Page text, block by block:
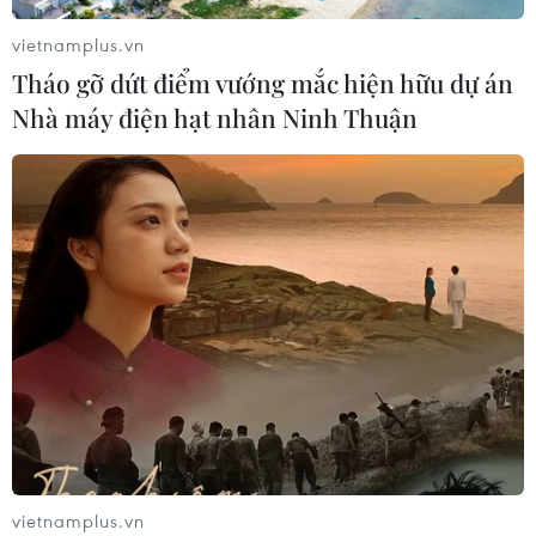
Chuyên gia quốc tế đánh giá tích cực
về tiền đồng của Việt Nam
07/08/2026 12:46
Phép thử sức chống chịu của kinh tế
ASEAN
07/08/2026 12:35
Thuế polysilicon: Doanh nghiệp Hàn
Quốc tại Mỹ có lợi thế
vietnamplus.vn
Tháo gỡ dứt điểm vướng mắc hiện hữu dự án
Nhà máy điện hạt nhân Ninh Thuận
vietnamplus.vn